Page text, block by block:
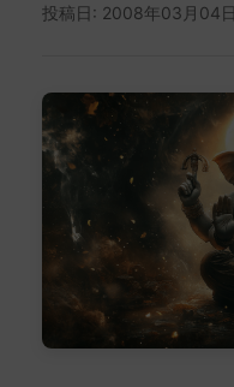
投稿日: 2008年03月04日